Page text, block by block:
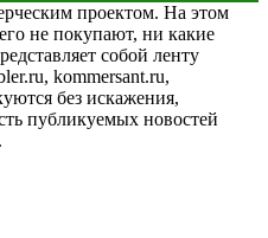
проектом. На этом
не покупают, ни какие
собой ленту
kommersant.ru,
без искажения,
публикуемых новостей